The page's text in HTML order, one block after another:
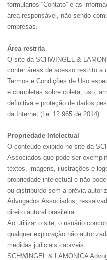
formulários “Contato” e as
área responsável, não sendo
empresas.
Área restrita
O site da SCHWINGEL &
conter áreas de acesso restrito a
Termos e Condições de Uso
e completas sobre coleta, uso,
definitiva e proteção de dados
da Internet (Lei 12.965 de 2014).
Propriedade Intelectual
O conteúdo exibido no site da
Associados que pode ser
textos, imagens, ilustrações e
propriedade intelectual e não
ou distribuído sem a prévia
Advogados Associados,
direito autoral brasileira.
Ao utilizar o site, o usuário
qualquer exploração não
medidas judiciais cabíveis.
SCHWINGEL & LAMONICA